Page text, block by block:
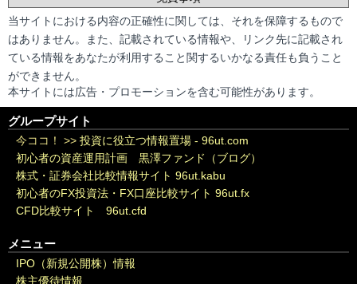
当サイトにおける内容の正確性に関しては、それを保障するもので
はありません。また、記載されている情報や、リンク先に記載され
ている情報をあなたが利用すること関するいかなる責任も負うこと
ができません。
本サイトには広告・プロモーションを含む可能性があります。
グループサイト
今ココ！ >> 投資に役立つ情報置場 - 96ut.com
初心者の資産運用計画 黒澤ファンド（ブログ）
株式・証券会社比較情報サイト 96ut.kabu
初心者のFX投資法・FX口座比較サイト 96ut.fx
CFD比較サイト 96ut.cfd
メニュー
IPO（新規公開株）情報
株主優待情報